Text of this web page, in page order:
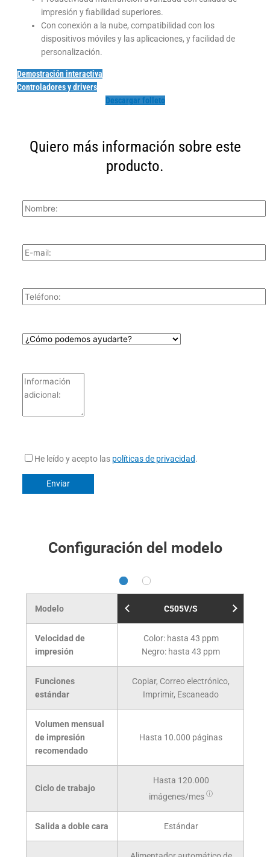
impresión y fiabilidad superiores.
Con conexión a la nube, compatibilidad con los
dispositivos móviles y las aplicaciones, y facilidad de
personalización.
Demostración interactiva
Controladores y drivers
Descargar folleto
Quiero más información sobre este
producto.
He leído y acepto las políticas de privacidad.
Configuración del modelo
Modelo C505V/S
Velocidad de
impresión
Color: hasta 43 ppm
Negro: hasta 43 ppm
Funciones
estándar
Copiar, Correo electrónico,
Imprimir, Escaneado
Volumen mensual
de impresión
recomendado
Hasta 10.000 páginas
Ciclo de trabajo
Hasta 120.000
imágenes/mes ⓘ
Salida a doble cara Estándar